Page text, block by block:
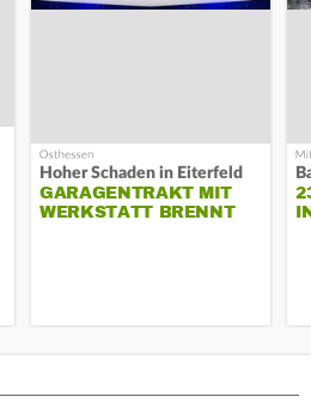
Hoher Schaden in Eiterfeld
GARAGENTRAKT MIT
WERKSTATT BRENNT